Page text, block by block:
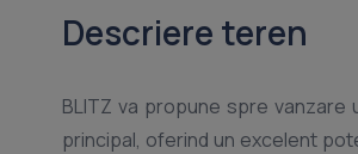
Descriere teren
BLITZ va propune spre
principal, oferind un excelent